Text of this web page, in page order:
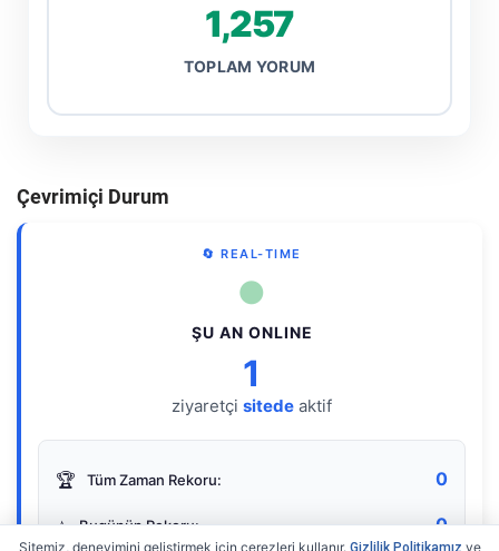
1,257
TOPLAM YORUM
Çevrimiçi Durum
🔄 REAL-TIME
●
ŞU AN ONLINE
1
ziyaretçi sitede aktif
🏆 Tüm Zaman Rekoru: 0
⭐ Bugünün Rekoru: 0
Sitemiz, deneyimini geliştirmek için çerezleri kullanır. Gizlilik Politikamız ve